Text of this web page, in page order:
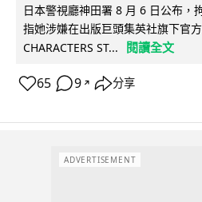
日本警視廳神田署 8 月 6 日公布，
指她涉嫌在出版巨頭集英社旗下官
CHARACTERS ST...
閱讀全文
65 9 ↗ 分享
ADVERTISEMENT